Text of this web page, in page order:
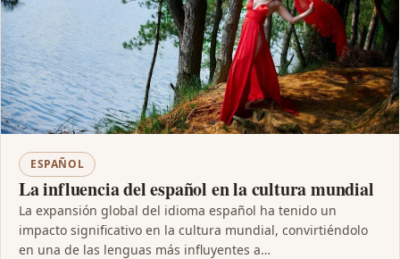
ESPAÑOL
La influencia del español en la cultura mundial
La expansión global del idioma español ha tenido un
impacto significativo en la cultura mundial, convirtiéndolo
en una de las lenguas más influyentes a…